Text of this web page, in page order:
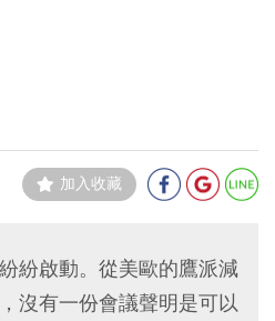
加入收藏
紛啟動。從美歐的鷹派減
沒有一份會議聲明是可以